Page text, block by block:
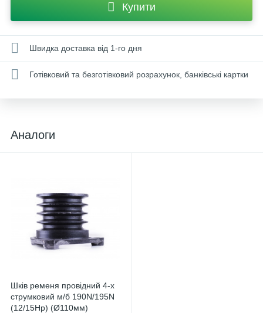
Купити
Швидка доставка від 1-го дня
Готівковий та безготівковий розрахунок, банківські картки
Аналоги
Шків ременя провідний 4-х
струмковий м/б 190N/195N
(12/15Hp) (Ø110мм)